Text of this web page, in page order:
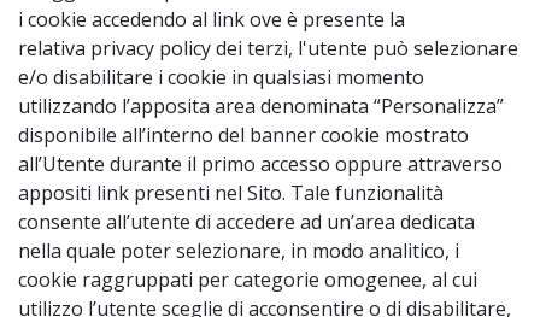
i cookie accedendo al link ove è presente la
relativa privacy policy dei terzi, l'utente può selezionare
e/o disabilitare i cookie in qualsiasi momento
utilizzando l’apposita area denominata “Personalizza”
disponibile all’interno del banner cookie mostrato
all’Utente durante il primo accesso oppure attraverso
appositi link presenti nel Sito. Tale funzionalità
consente all’utente di accedere ad un’area dedicata
nella quale poter selezionare, in modo analitico, i
cookie raggruppati per categorie omogenee, al cui
utilizzo l’utente sceglie di acconsentire o di disabilitare,